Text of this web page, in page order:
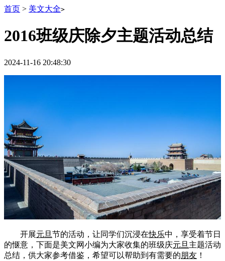
首页 > 美文大全>
2016班级庆除夕主题活动总结
2024-11-16 20:48:30
开展元旦节的活动，让同学们沉浸在快乐中，享受着节日
的惬意，下面是美文网小编为大家收集的班级庆元旦 主题活动
总结，供大家参考借鉴，希望可以帮助到有需要的朋友 ！